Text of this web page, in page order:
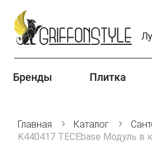
Бренды Плитка
Главная Каталог
K440417 TECEbase Модуль